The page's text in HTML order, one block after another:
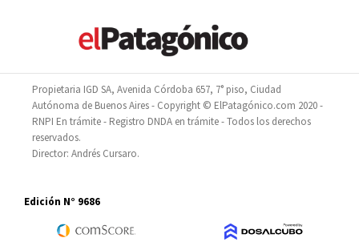
Propietaria IGD SA, Avenida Córdoba 657, 7° piso, Ciudad
Autónoma de Buenos Aires - Copyright © ElPatagónico.com 2020 -
RNPI En trámite - Registro DNDA en trámite - Todos los derechos
reservados.
Director: Andrés Cursaro.
Edición N° 9686